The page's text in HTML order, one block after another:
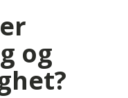
og